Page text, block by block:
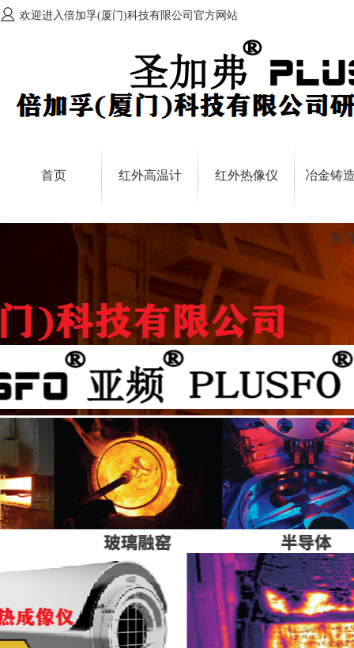
欢迎进入倍加孚(厦门)科技有限公司官方网站
首页 红外高温计 红外热像仪 冶金铸
测